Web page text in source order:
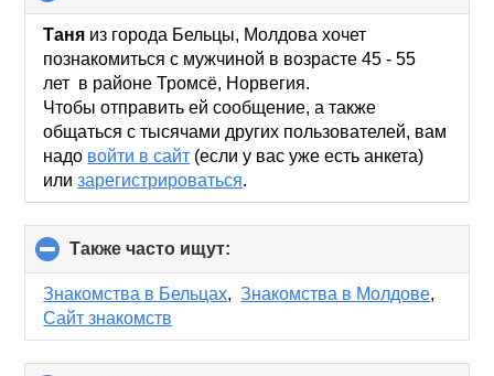
to
collapse
contents
Таня из города Бельцы, Молдова хочет
познакомиться с мужчиной в возрасте 45 - 55
лет в районе Тромсё, Норвегия.
Чтобы отправить ей сообщение, а также
общаться с тысячами других пользователей, вам
надо войти в сайт (если у вас уже есть анкета)
илизарегистрироваться.
Также часто ищут:
to
collapse
Знакомства в Бельцах,Знакомства в Молдове,
Сайт знакомств